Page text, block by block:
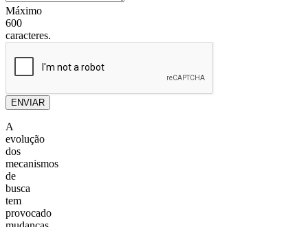
Máximo
600
caracteres.
ENVIAR
A
evolução
dos
mecanismos
de
busca
tem
provocado